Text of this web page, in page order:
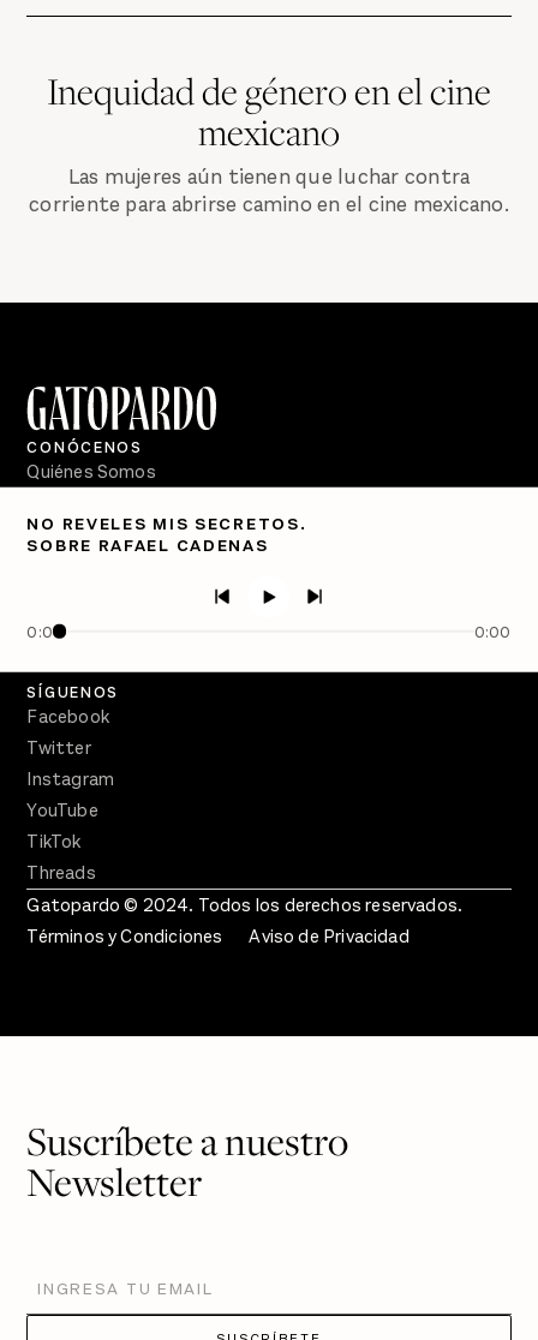
Inequidad de género en el cine
mexicano
Las mujeres aún tienen que luchar contra
corriente para abrirse camino en el cine mexicano.
NO REVELES MIS SECRETOS.
SOBRE RAFAEL CADENAS
0:00 0:00
CONÓCENOS
Quiénes Somos
PÓDCASTS
Crecer en Distopía
SÍGUENOS
Facebook
Twitter
Instagram
YouTube
TikTok
Threads
Gatopardo © 2024. Todos los derechos reservados.
Términos y Condiciones
Aviso de Privacidad
Suscríbete a nuestro
Newsletter